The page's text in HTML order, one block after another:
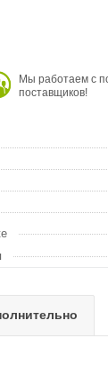
Мы работаем с
поставщиков!